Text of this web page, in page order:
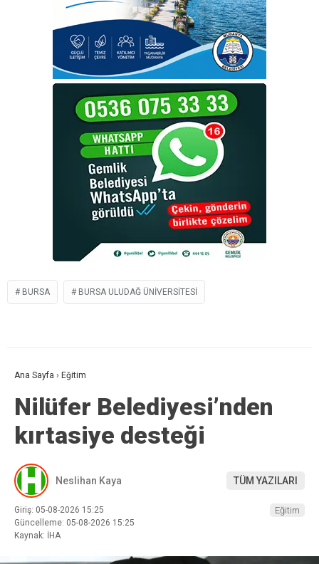
BURSA BURSA ULUDAĞ ÜNIVERSITESI
Ana Sayfa › Eğitim
Nilüfer Belediyesi’nden
kırtasiye desteği
Neslihan Kaya TÜM YAZILARI
Giriş: 05-08-2026 15:25
Güncelleme: 05-08-2026 15:25
Kaynak: İHA
Eğitim